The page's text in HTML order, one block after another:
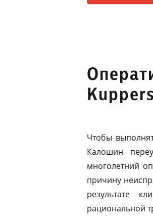
Чтобы
Калошин
многолетний
причину
результате
рациональной